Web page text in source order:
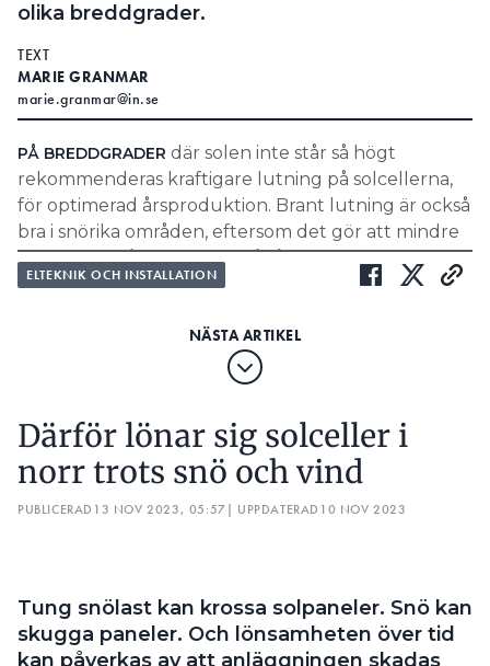
olika breddgrader.
TEXT
MARIE GRANMAR
marie.granmar@in.se
PÅ BREDDGRADER där solen inte står så högt
rekommenderas kraftigare lutning på solcellerna,
för optimerad årsproduktion. Brant lutning är också
bra i snörika områden, eftersom det gör att mindre
snö samlas på panelerna. På så vis blir snölaster och
skuggningsförluster lägre, och reflektioner från
”Som privatperson är man oftast
begränsad av lutningen på sitt tak.
Installationsmaterial är också oftast
begränsade till vissa vinklar, om
man inte monterar dikt an mot
MATTIAS LINDH, FORSKARE RISE
ELTEKNIK OCH INSTALLATION
Därför lönar sig solceller i
norr trots snö och vind
PUBLICERAD 13 NOV 2023, 05:57| UPPDATERAD 10 NOV 2023
Tung snölast kan krossa solpaneler. Snö kan
skugga paneler. Och lönsamheten över tid
kan påverkas av att anläggningen skadas